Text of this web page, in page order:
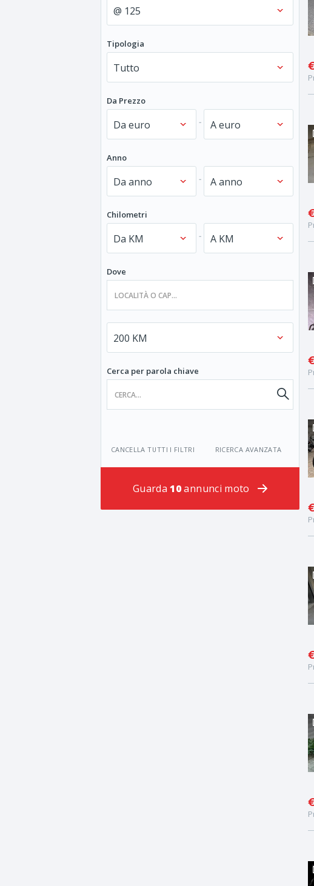
Tipologia
Da Prezzo
-
Anno
-
Chilometri
-
Dove
Cerca per parola chiave
CANCELLA TUTTI I FILTRI RICERCA AVANZATA
Guarda10annunci moto